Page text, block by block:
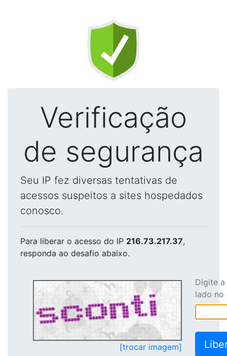
Verificação
de segurança
Seu IP fez diversas tentativas de
acessos suspeitos a sites hospedados
conosco.
Para liberar o acesso do IP 216.73.217.37,
responda ao desafio abaixo.
[trocar imagem]
Digite
lado no